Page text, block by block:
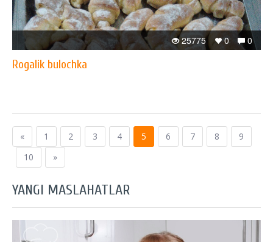
0
0
25775
Rogalik bulochka
« 1 2 3 4 5 6 7 8
9
10
»
YANGI MASLAHATLAR